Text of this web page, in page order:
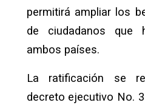
permitirá ampliar los
de ciudadanos que
ambos países.
La ratificación se
decreto ejecutivo No.